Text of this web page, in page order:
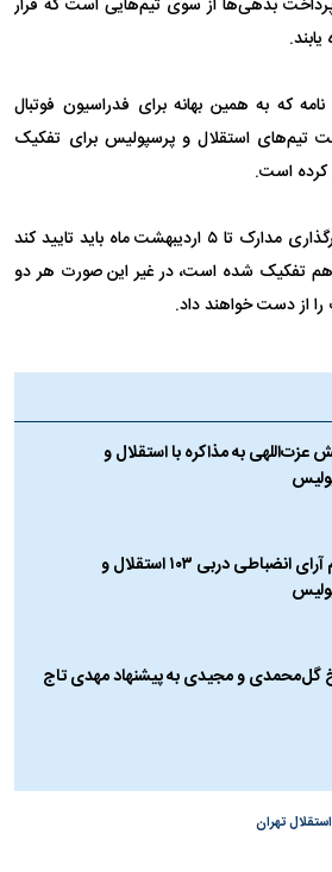
بدهی‌ها از سوی تیم‌هایی است که قرار
که به همین بهانه برای فدراسیون فوتبال
تیم‌های استقلال و پرسپولیس برای تفکیک
فدراسیون فوتبال ایران در بارگذاری مدارک تا ۵ اردیبهشت ماه باید تایید کند
هم تفکیک شده است، در غیر این صورت هر دو
از دست خواهند داد.
عزت‌اللهی به مذاکره با استقلال و
اعلام آرای انضباطی دربی ۱۰۳ استقلال و
گل‌محمدی و مجیدی به پیشنهاد مهدی تاج
استقلال تهران